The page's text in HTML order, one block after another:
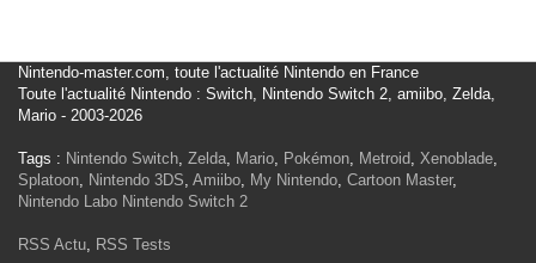
Nintendo-master.com, toute l'actualité Nintendo en France
Toute l'actualité Nintendo : Switch, Nintendo Switch 2, amiibo, Zelda,
Mario - 2003-2026
Tags : Nintendo Switch, Zelda, Mario, Pokémon, Metroid, Xenoblade,
Splatoon, Nintendo 3DS, Amiibo, My Nintendo, Cartoon Master,
Nintendo Labo Nintendo Switch 2
RSS Actu, RSS Tests